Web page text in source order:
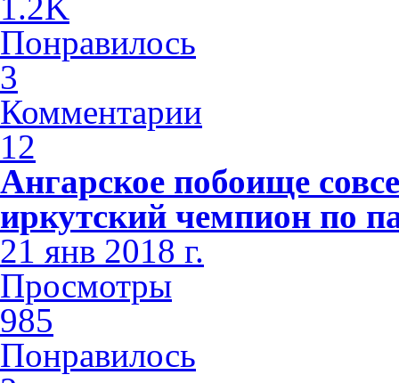
Понравилось
3
Комментарии
12
Ангарское побоище
иркутский чемпион по
21 янв 2018 г.
Просмотры
985
Понравилось